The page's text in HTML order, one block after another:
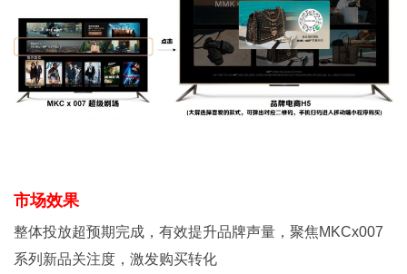
市场效果
整体投放超预期完成，有效提升品牌声量，聚焦MKCx007
系列新品关注度，激发购买转化